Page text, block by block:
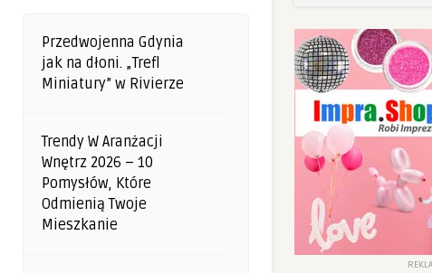
Przedwojenna Gdynia
jak na dłoni. „Trefl
Miniatury” w Rivierze
Trendy W Aranżacji
Wnętrz 2026 – 10
Pomysłów, Które
Odmienią Twoje
Mieszkanie